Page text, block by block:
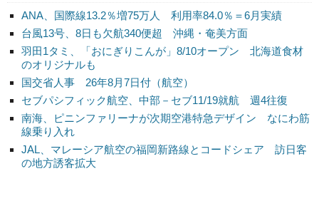
ANA、国際線13.2％増75万人 利用率84.0％＝6月実績
台風13号、8日も欠航340便超 沖縄・奄美方面
羽田1タミ、「おにぎりこんが」8/10オープン 北海道食材
のオリジナルも
国交省人事 26年8月7日付（航空）
セブパシフィック航空、中部－セブ11/19就航 週4往復
南海、ピニンファリーナが次期空港特急デザイン なにわ筋
線乗り入れ
JAL、マレーシア航空の福岡新路線とコードシェア 訪日客
の地方誘客拡大